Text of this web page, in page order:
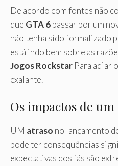
De acordo com fontes não
que GTA 6passar por um
não tenha sido formalizado
está indo bem sobre as
Jogos Rockstar Para adiar
exalante.
Os impactos de
UM atraso no lançamento
pode ter consequências
expectativas dos fãs são